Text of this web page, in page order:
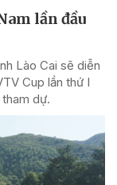
lần đầu
Lào Cai sẽ diễn
Cup lần thứ I
dự.